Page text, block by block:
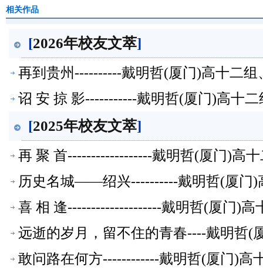
相关作品
[2026年校友文萃]
再到贵州----------戴明哲(厦门)高十二
诏 安 掠 影-----------戴明哲(厦门)高十
[2025年校友文萃]
再 聚 首------------------戴明哲(厦门)高
历史名城——绍兴----------戴明哲(厦门)
喜 相 逢--------------------戴明哲(厦门)高
远逝的岁月，留不住的青春----戴明哲(
敢问路在何方------------戴明哲(厦门)高